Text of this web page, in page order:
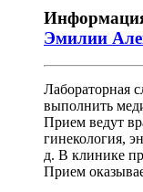
Эмилии
Лабораторная
выполнить
Прием ведут
гинекология,
д. В клинике
Прием